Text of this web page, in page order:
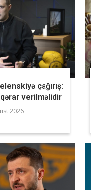
çağırış:
verilməlidir
2026